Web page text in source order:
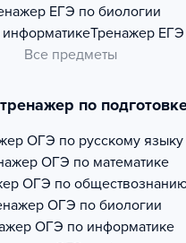
ЕГЭ по биологии
Тренажер
Все предметы
по
ОГЭ по русскому языку
ОГЭ по математике
ОГЭ по
ОГЭ по биологии
ОГЭ по информатике